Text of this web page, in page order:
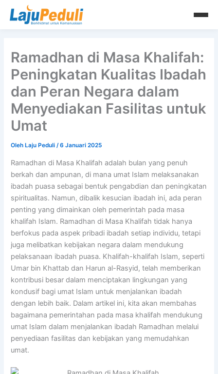
Ramadhan di Masa Khalifah:
Peningkatan Kualitas Ibadah
dan Peran Negara dalam
Menyediakan Fasilitas untuk
Umat
Oleh Laju Peduli/6 Januari 2025
Ramadhan di Masa Khalifah adalah bulan yang penuh
berkah dan ampunan, di mana umat Islam melaksanakan
ibadah puasa sebagai bentuk pengabdian dan peningkatan
spiritualitas. Namun, dibalik kesucian ibadah ini, ada peran
penting yang dimainkan oleh pemerintah pada masa
khalifah Islam. Ramadhan di Masa Khalifah tidak hanya
berfokus pada aspek pribadi ibadah setiap individu, tetapi
juga melibatkan kebijakan negara dalam mendukung
pelaksanaan ibadah puasa. Khalifah-khalifah Islam, seperti
Umar bin Khattab dan Harun al-Rasyid, telah memberikan
kontribusi besar dalam menciptakan lingkungan yang
kondusif bagi umat Islam untuk menjalankan ibadah
dengan lebih baik. Dalam artikel ini, kita akan membahas
bagaimana pemerintahan pada masa khalifah mendukung
umat Islam dalam menjalankan ibadah Ramadhan melalui
penyediaan fasilitas dan kebijakan yang memudahkan
umat.